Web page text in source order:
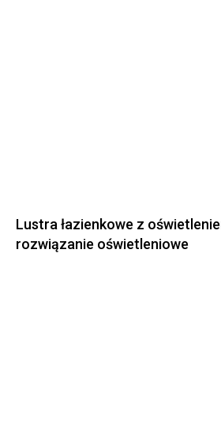
Lustra łazienkowe z
rozwiązanie oświetleniowe